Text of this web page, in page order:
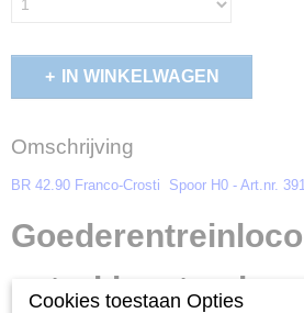
IN WINKELWAGEN
Omschrijving
BR 42.90 Franco-Crosti Spoor H0 - Art.nr.
getrokken tender
Cookies toestaan Opties